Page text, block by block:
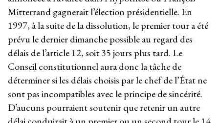
Mitterrand gagnerait l’élection présidentielle. En
1997, à la suite de la dissolution, le premier tour a été
prévu le dernier dimanche possible au regard des
délais de l’article 12, soit 35 jours plus tard. Le
Conseil constitutionnel aura donc la tâche de
déterminer si les délais choisis par le chef de l’État ne
sont pas incompatibles avec le principe de sincérité.
D’aucuns pourraient soutenir que retenir un autre